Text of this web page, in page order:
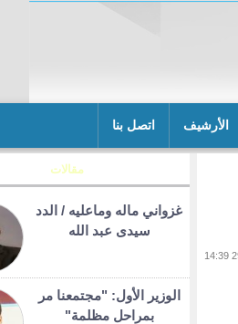
الأرشيف اتصل بنا
مقالات
غزواني ماله وماعليه / الدد
سيدى عبد الله
الوزير الأول: "مجتمعنا مر
بمراحل مظلمة"